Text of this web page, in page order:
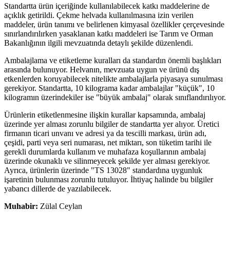
Standartta ürün içeriğinde kullanılabilecek katkı maddelerine de
açıklık getirildi. Çekme helvada kullanılmasına izin verilen
maddeler, ürün tanımı ve belirlenen kimyasal özellikler çerçevesinde
sınırlandırılırken yasaklanan katkı maddeleri ise Tarım ve Orman
Bakanlığının ilgili mevzuatında detaylı şekilde düzenlendi.
Ambalajlama ve etiketleme kuralları da standardın önemli başlıkları
arasında bulunuyor. Helvanın, mevzuata uygun ve ürünü dış
etkenlerden koruyabilecek nitelikte ambalajlarla piyasaya sunulması
gerekiyor. Standartta, 10 kilograma kadar ambalajlar "küçük", 10
kilogramın üzerindekiler ise "büyük ambalaj" olarak sınıflandırılıyor.
Ürünlerin etiketlenmesine ilişkin kurallar kapsamında, ambalaj
üzerinde yer alması zorunlu bilgiler de standartta yer alıyor. Üretici
firmanın ticari unvanı ve adresi ya da tescilli markası, ürün adı,
çeşidi, parti veya seri numarası, net miktarı, son tüketim tarihi ile
gerekli durumlarda kullanım ve muhafaza koşullarının ambalaj
üzerinde okunaklı ve silinmeyecek şekilde yer alması gerekiyor.
Ayrıca, ürünlerin üzerinde "TS 13028" standardına uygunluk
işaretinin bulunması zorunlu tutuluyor. İhtiyaç halinde bu bilgiler
yabancı dillerde de yazılabilecek.
Muhabir: Zülal Ceylan